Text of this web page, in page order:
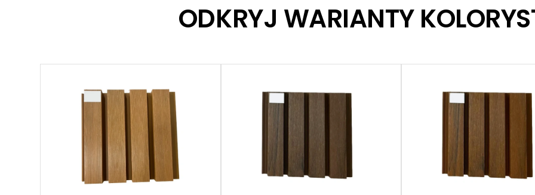
ODKRYJ WARIANTY